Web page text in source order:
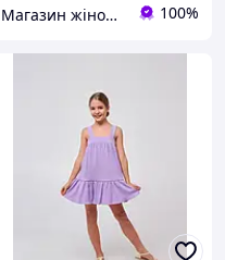
Магазин жіночого та дитячого одягу "Sunshine" 100%